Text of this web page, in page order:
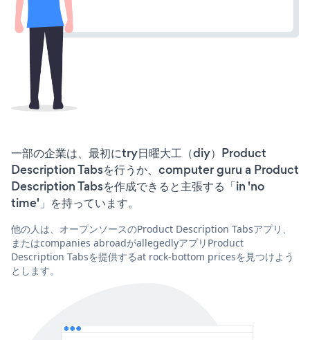
一部の企業は、最初にtry日曜大工（diy）Product
Description Tabsを行うか、computer guru a Product
Description Tabsを作成できると主張する「in 'no
time'」を持っています。
他の人は、オープンソースのProduct Description Tabsアプリ、
またはcompanies abroadがallegedlyアプリProduct
Description Tabsを提供するat rock-bottom pricesを見つけよう
とします。